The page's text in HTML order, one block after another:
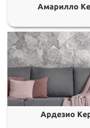
Амарилло
Ардезио